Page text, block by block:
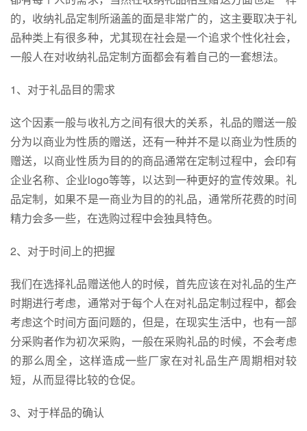
的，收纳礼品定制所涵盖的面是非常广的，这主要取决于礼
品种类上有很多种，尤其现在社会是一个追求个性化社会，
一般人在对收纳礼品定制方面都会有着自己的一套想法。
1、对于礼品目的需求
这个因素一般与收礼方之间有很大的关系，礼品的赠送一般
分为以商业为性质的赠送，还有一种并不是以商业为性质的
赠送，以商业性质为目的的商品通常在定制过程中，会印有
企业名称、企业logo等等，以达到一种更好的宣传效果。礼
品定制，如果不是一商业为目的的礼品，通常所花费的时间
精力会多一些，在选购过程中会独具特色。
2、对于时间上的把握
我们在选择礼品赠送他人的时候，首先应该在对礼品的生产
时期进行考虑，通常对于每个人在对礼品定制过程中，都会
考虑这个时间方面问题的，但是，在现实生活中，也有一部
分采购者作为初次采购，一般在采购礼品的时候，不会考虑
的那么周全，这样造成一些厂家在对礼品生产周期相对较
短，从而显得比较的仓促。
3、对于样品的确认